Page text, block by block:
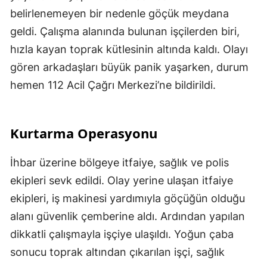
belirlenemeyen bir nedenle göçük meydana
geldi. Çalışma alanında bulunan işçilerden biri,
hızla kayan toprak kütlesinin altında kaldı. Olayı
gören arkadaşları büyük panik yaşarken, durum
hemen 112 Acil Çağrı Merkezi’ne bildirildi.
Kurtarma Operasyonu
İhbar üzerine bölgeye itfaiye, sağlık ve polis
ekipleri sevk edildi. Olay yerine ulaşan itfaiye
ekipleri, iş makinesi yardımıyla göçüğün olduğu
alanı güvenlik çemberine aldı. Ardından yapılan
dikkatli çalışmayla işçiye ulaşıldı. Yoğun çaba
sonucu toprak altından çıkarılan işçi, sağlık